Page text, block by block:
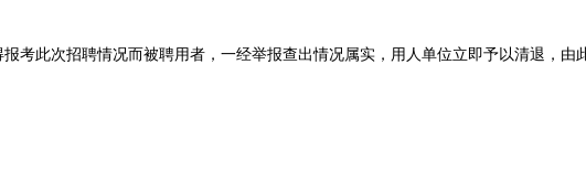
此次招聘情况而被聘用者，一经举报查出情况属实，用人单位立即予以清退，由